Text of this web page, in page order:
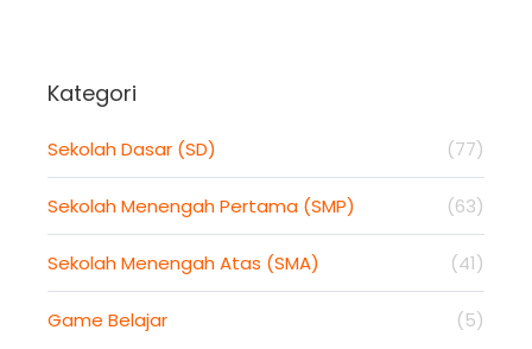
Kategori
Sekolah Dasar (SD) (77)
Sekolah Menengah Pertama (SMP) (63)
Sekolah Menengah Atas (SMA) (41)
Game Belajar (5)